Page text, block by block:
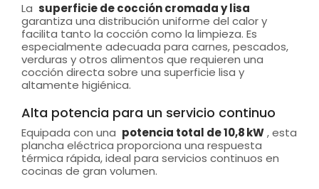
La superficie de cocción cromada y lisa
garantiza una distribución uniforme del calor y
facilita tanto la cocción como la limpieza. Es
especialmente adecuada para carnes, pescados,
verduras y otros alimentos que requieren una
cocción directa sobre una superficie lisa y
altamente higiénica.
Alta potencia para un servicio continuo
Equipada con una potencia total de 10,8 kW, esta
plancha eléctrica proporciona una respuesta
térmica rápida, ideal para servicios continuos en
cocinas de gran volumen.